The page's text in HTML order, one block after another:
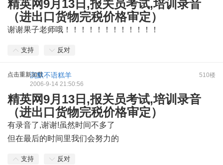
精英网9月13日,报关员考试,培训录音
（进出口货物完税价格审定）
谢谢果子老师哦！！！！！！！！！！！！
支持 反对
点击重新加载 510楼
沉默不语糕羊
2006-9-14 21:50:56
精英网9月13日,报关员考试,培训录音
（进出口货物完税价格审定）
有录音了,谢谢!虽然时间不多了
但在最后的时间里我们会努力的
支持 反对